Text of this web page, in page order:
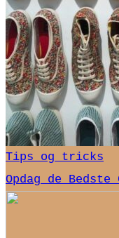
Tips og tricks
Opdag de